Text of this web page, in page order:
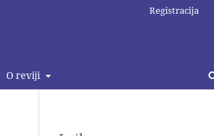
O reviji
Registracija